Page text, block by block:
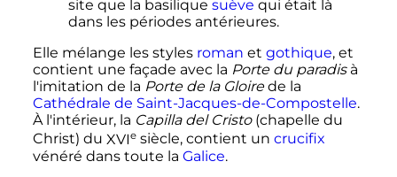
site que la basilique suève qui était là
dans les périodes antérieures.
Elle mélange les styles roman et gothique, et
contient une façade avec la Porte du paradisà
l'imitation de la Porte de la Gloirede la
Cathédrale de Saint-Jacques-de-Compostelle.
À l'intérieur, la Capilla del Cristo(chapelle du
Christ) du XVIe siècle, contient un crucifix
vénéré dans toute la Galice.